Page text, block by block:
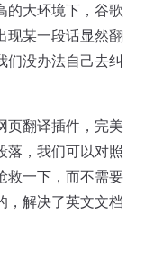
的大环境下，谷歌
现某一段话显然翻
们没办法自己去纠
页翻译插件，完美
落，我们可以对照
救一下，而不需要
，解决了英文文档